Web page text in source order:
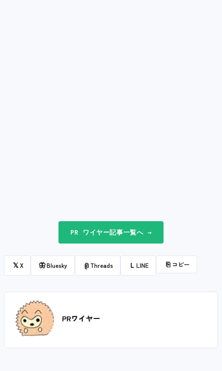
PR ワイヤー記事一覧へ →
𝕏X 🦋Bluesky @ Threads L LINE ⎘ コピー
PRワイヤー